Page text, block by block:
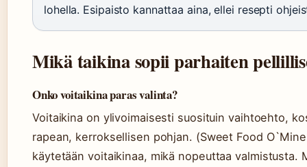
lohella. Esipaisto kannattaa aina, ellei resepti
Mikä taikina sopii parhaiten
Onko voitaikina paras valinta?
Voitaikina on ylivoimaisesti suosituin vaihtoehto,
rapean, kerroksellisen pohjan. (Sweet Food
käytetään voitaikinaa, mikä nopeuttaa valmistusta.